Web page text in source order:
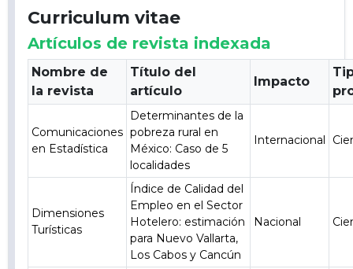
Curriculum vitae
Artículos de revista indexada
Nombre de
la revista
Título del
artículo
Impacto
Comunicaciones
en Estadística
Determinantes de la
pobreza rural en
México: Caso de 5
localidades
Internacional
Dimensiones
Turísticas
Índice de Calidad del
Empleo en el Sector
Hotelero: estimación
para Nuevo Vallarta,
Los Cabos y Cancún
Nacional